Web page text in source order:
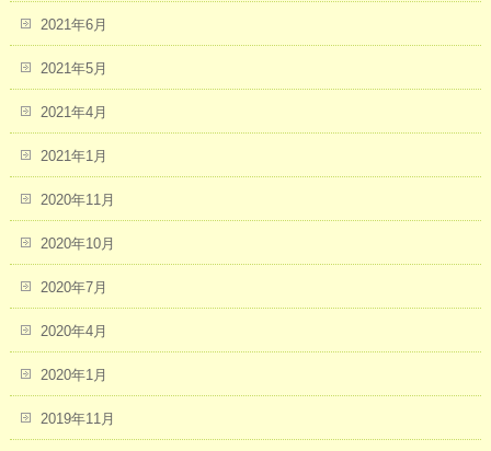
2021年6月
2021年5月
2021年4月
2021年1月
2020年11月
2020年10月
2020年7月
2020年4月
2020年1月
2019年11月